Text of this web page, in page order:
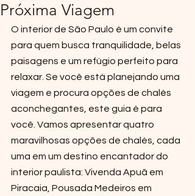
Próxima Viagem
O interior de São Paulo é um convite
para quem busca tranquilidade, belas
paisagens e um refúgio perfeito para
relaxar. Se você está planejando uma
viagem e procura opções de chalés
aconchegantes, este guia é para
você. Vamos apresentar quatro
maravilhosas opções de chalés, cada
uma em um destino encantador do
interior paulista: Vivenda Apuã em
Piracaia, Pousada Medeiros em